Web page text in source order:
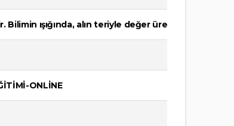
ışığında, alın teriyle değer üreten tüm
ONLİNE